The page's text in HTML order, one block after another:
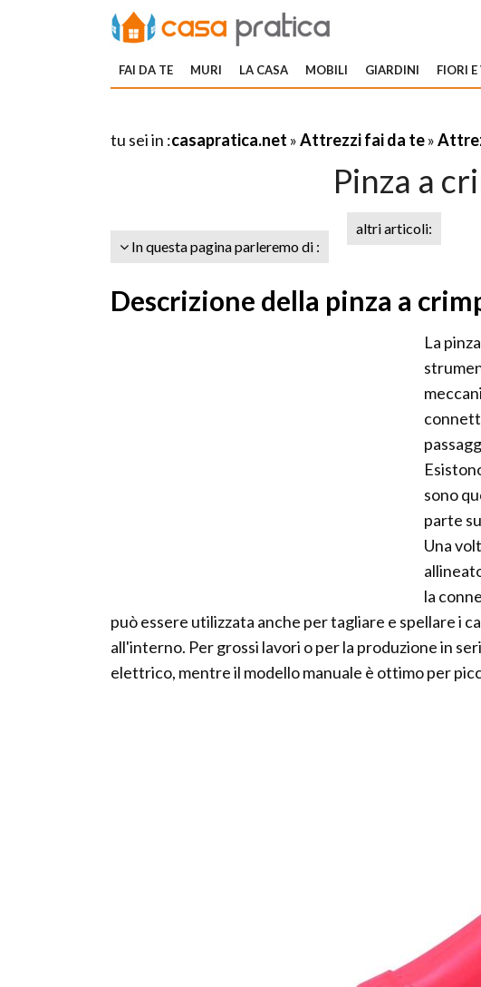
FAI DA TE MURI LA CASA MOBILI GIARDINI FIORI E
tu sei in :casapratica.net »Attrezzi fai da te»
Pinza a
In questa pagina parleremo di :
altri articoli:
Descrizione della pinza a
La
sono
parte
Una
la
può essere utilizzata anche per tagliare e spellare i
all'interno. Per grossi lavori o per la produzione in
elettrico, mentre il modello manuale è ottimo per